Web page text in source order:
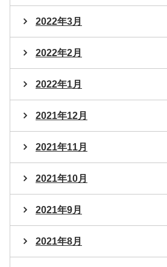
2022年3月
2022年2月
2022年1月
2021年12月
2021年11月
2021年10月
2021年9月
2021年8月